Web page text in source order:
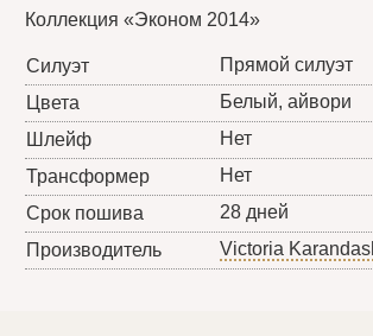
Коллекция «Эконом 2014»
Силуэт
Прямой силуэт
Цвета
Белый, айвори
Шлейф
Нет
Трансформер
Нет
Срок пошива
28 дней
Производитель
Victoria